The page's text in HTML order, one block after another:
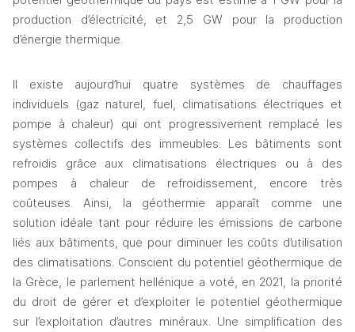
production d’électricité, et 2,5 GW pour la production
d’énergie thermique.
Il existe aujourd’hui quatre systèmes de chauffages
individuels (gaz naturel, fuel, climatisations électriques et
pompe à chaleur) qui ont progressivement remplacé les
systèmes collectifs des immeubles. Les bâtiments sont
refroidis grâce aux climatisations électriques ou à des
pompes à chaleur de refroidissement, encore très
coûteuses. Ainsi, la géothermie apparaît comme une
solution idéale tant pour réduire les émissions de carbone
liés aux bâtiments, que pour diminuer les coûts d’utilisation
des climatisations. Conscient du potentiel géothermique de
la Grèce, le parlement hellénique a voté, en 2021, la priorité
du droit de gérer et d’exploiter le potentiel géothermique
sur l’exploitation d’autres minéraux. Une simplification des